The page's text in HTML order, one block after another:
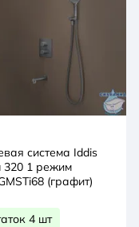
система Iddis
320 1 режим
(графит)
4 шт